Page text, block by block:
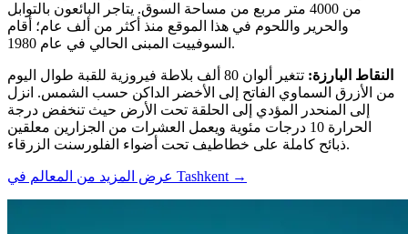
من 4000 متر مربع من مساحة السوق. يتاجر البائعون بالتوابل
والحرير واللحوم في هذا الموقع منذ أكثر من ألف عام؛ أقام
السوفييت المبنى الحالي في عام 1980.
النقاط البارزة:
تتغير ألوان 80 ألف بلاطة فيروزية للقبة طوال اليوم
من الأزرق السماوي الفاتح إلى الأخضر الداكن حسب الشمس. انزل
إلى المنحدر المؤدي إلى الحلقة تحت الأرض حيث تنخفض درجة
الحرارة 10 درجات مئوية ويعمل العشرات من الجزارين معلقين
ذبائح كاملة على خطاطيف تحت أضواء الفلورسنت الزرقاء.
عرض المزيد من المعالم في Tashkent →